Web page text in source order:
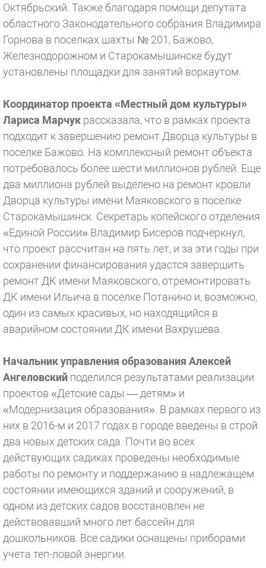
Октябрьский. Также благодаря помощи депутата
областного Законодательного собрания Владимира
Горнова в поселках шахты № 201, Бажово,
Железнодорожном и Старокамышинске будут
установлены площадки для занятий воркаутом.
Координатор проекта «Местный дом культуры»
Лариса Марчук рассказала, что в рамках проекта
подходит к завершению ремонт Дворца культуры в
поселке Бажово. На комплексный ремонт объекта
потребовалось более шести миллионов рублей. Еще
два миллиона рублей выделено на ремонт кровли
Дворца культуры имени Маяковского в поселке
Старокамышинск. Секретарь копейского отделения
«Единой России» Владимир Бисеров подчеркнул,
что проект рассчитан на пять лет, и за эти годы при
сохранении финансирования удастся завершить
ремонт ДК имени Маяковского, отремонтировать
ДК имени Ильича в поселке Потанино и, возможно,
один из самых красивых, но находящийся в
аварийном состоянии ДК имени Вахрушева.
Начальник управления образования Алексей
Ангеловский поделился результатами реализации
проектов «Детские сады — детям» и
«Модернизация образования». В рамках первого из
них в 2016-м и 2017 годах в городе введены в строй
два новых детских сада. Почти во всех
действующих садиках проведены необходимые
работы по ремонту и поддержанию в надлежащем
состоянии имеющихся зданий и сооружений, в
одном из детских садов восстановлен не
действовавший много лет бассейн для
дошкольников. Все садики оснащены приборами
учета теп-ловой энергии.